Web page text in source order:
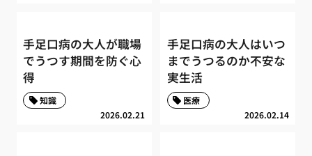
手足口病の大人が職場
でうつす期間を防ぐ心
得
2026.02.21
知識
手足口病の大人はいつ
までうつるのか不安な
実生活
2026.02.14
医療